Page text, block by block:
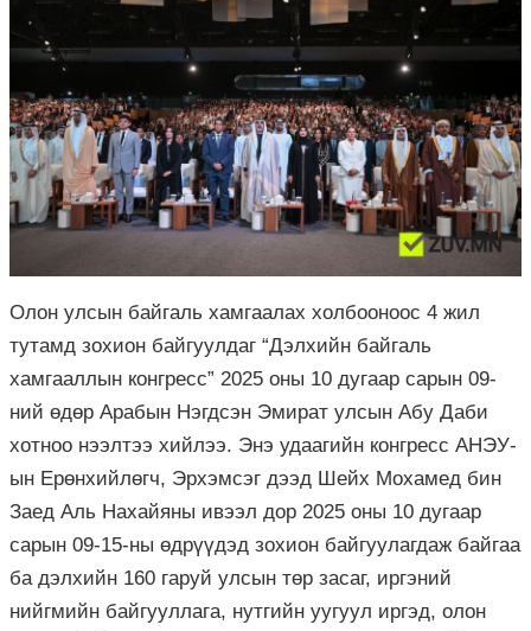
Олон улсын байгаль хамгаалах холбооноос 4 жил
тутамд зохион байгуулдаг “Дэлхийн байгаль
хамгааллын конгресс” 2025 оны 10 дугаар сарын 09-
ний өдөр Арабын Нэгдсэн Эмират улсын Абу Даби
хотноо нээлтээ хийлээ. Энэ удаагийн конгресс АНЭУ-
ын Ерөнхийлөгч, Эрхэмсэг дээд Шейх Мохамед бин
Заед Аль Нахайяны ивээл дор 2025 оны 10 дугаар
сарын 09-15-ны өдрүүдэд зохион байгуулагдаж байгаа
ба дэлхийн 160 гаруй улсын төр засаг, иргэний
нийгмийн байгууллага, нутгийн уугуул иргэд, олон